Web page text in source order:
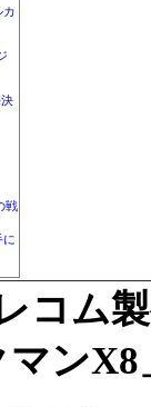
カ
戦
に
コム
ンX8